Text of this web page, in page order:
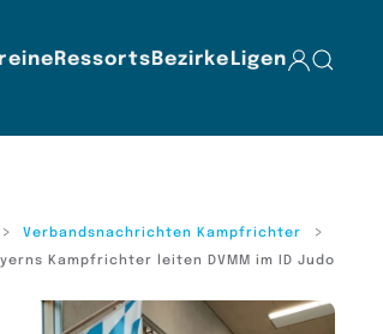
Ressorts Bezirke Ligen
Verbandsnachrichten Kampfrichter
Kampfrichter leiten DVMM im ID Judo